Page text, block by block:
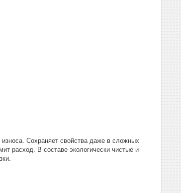
Сохраняет свойства даже в сложных
расход. В составе экологически чистые и